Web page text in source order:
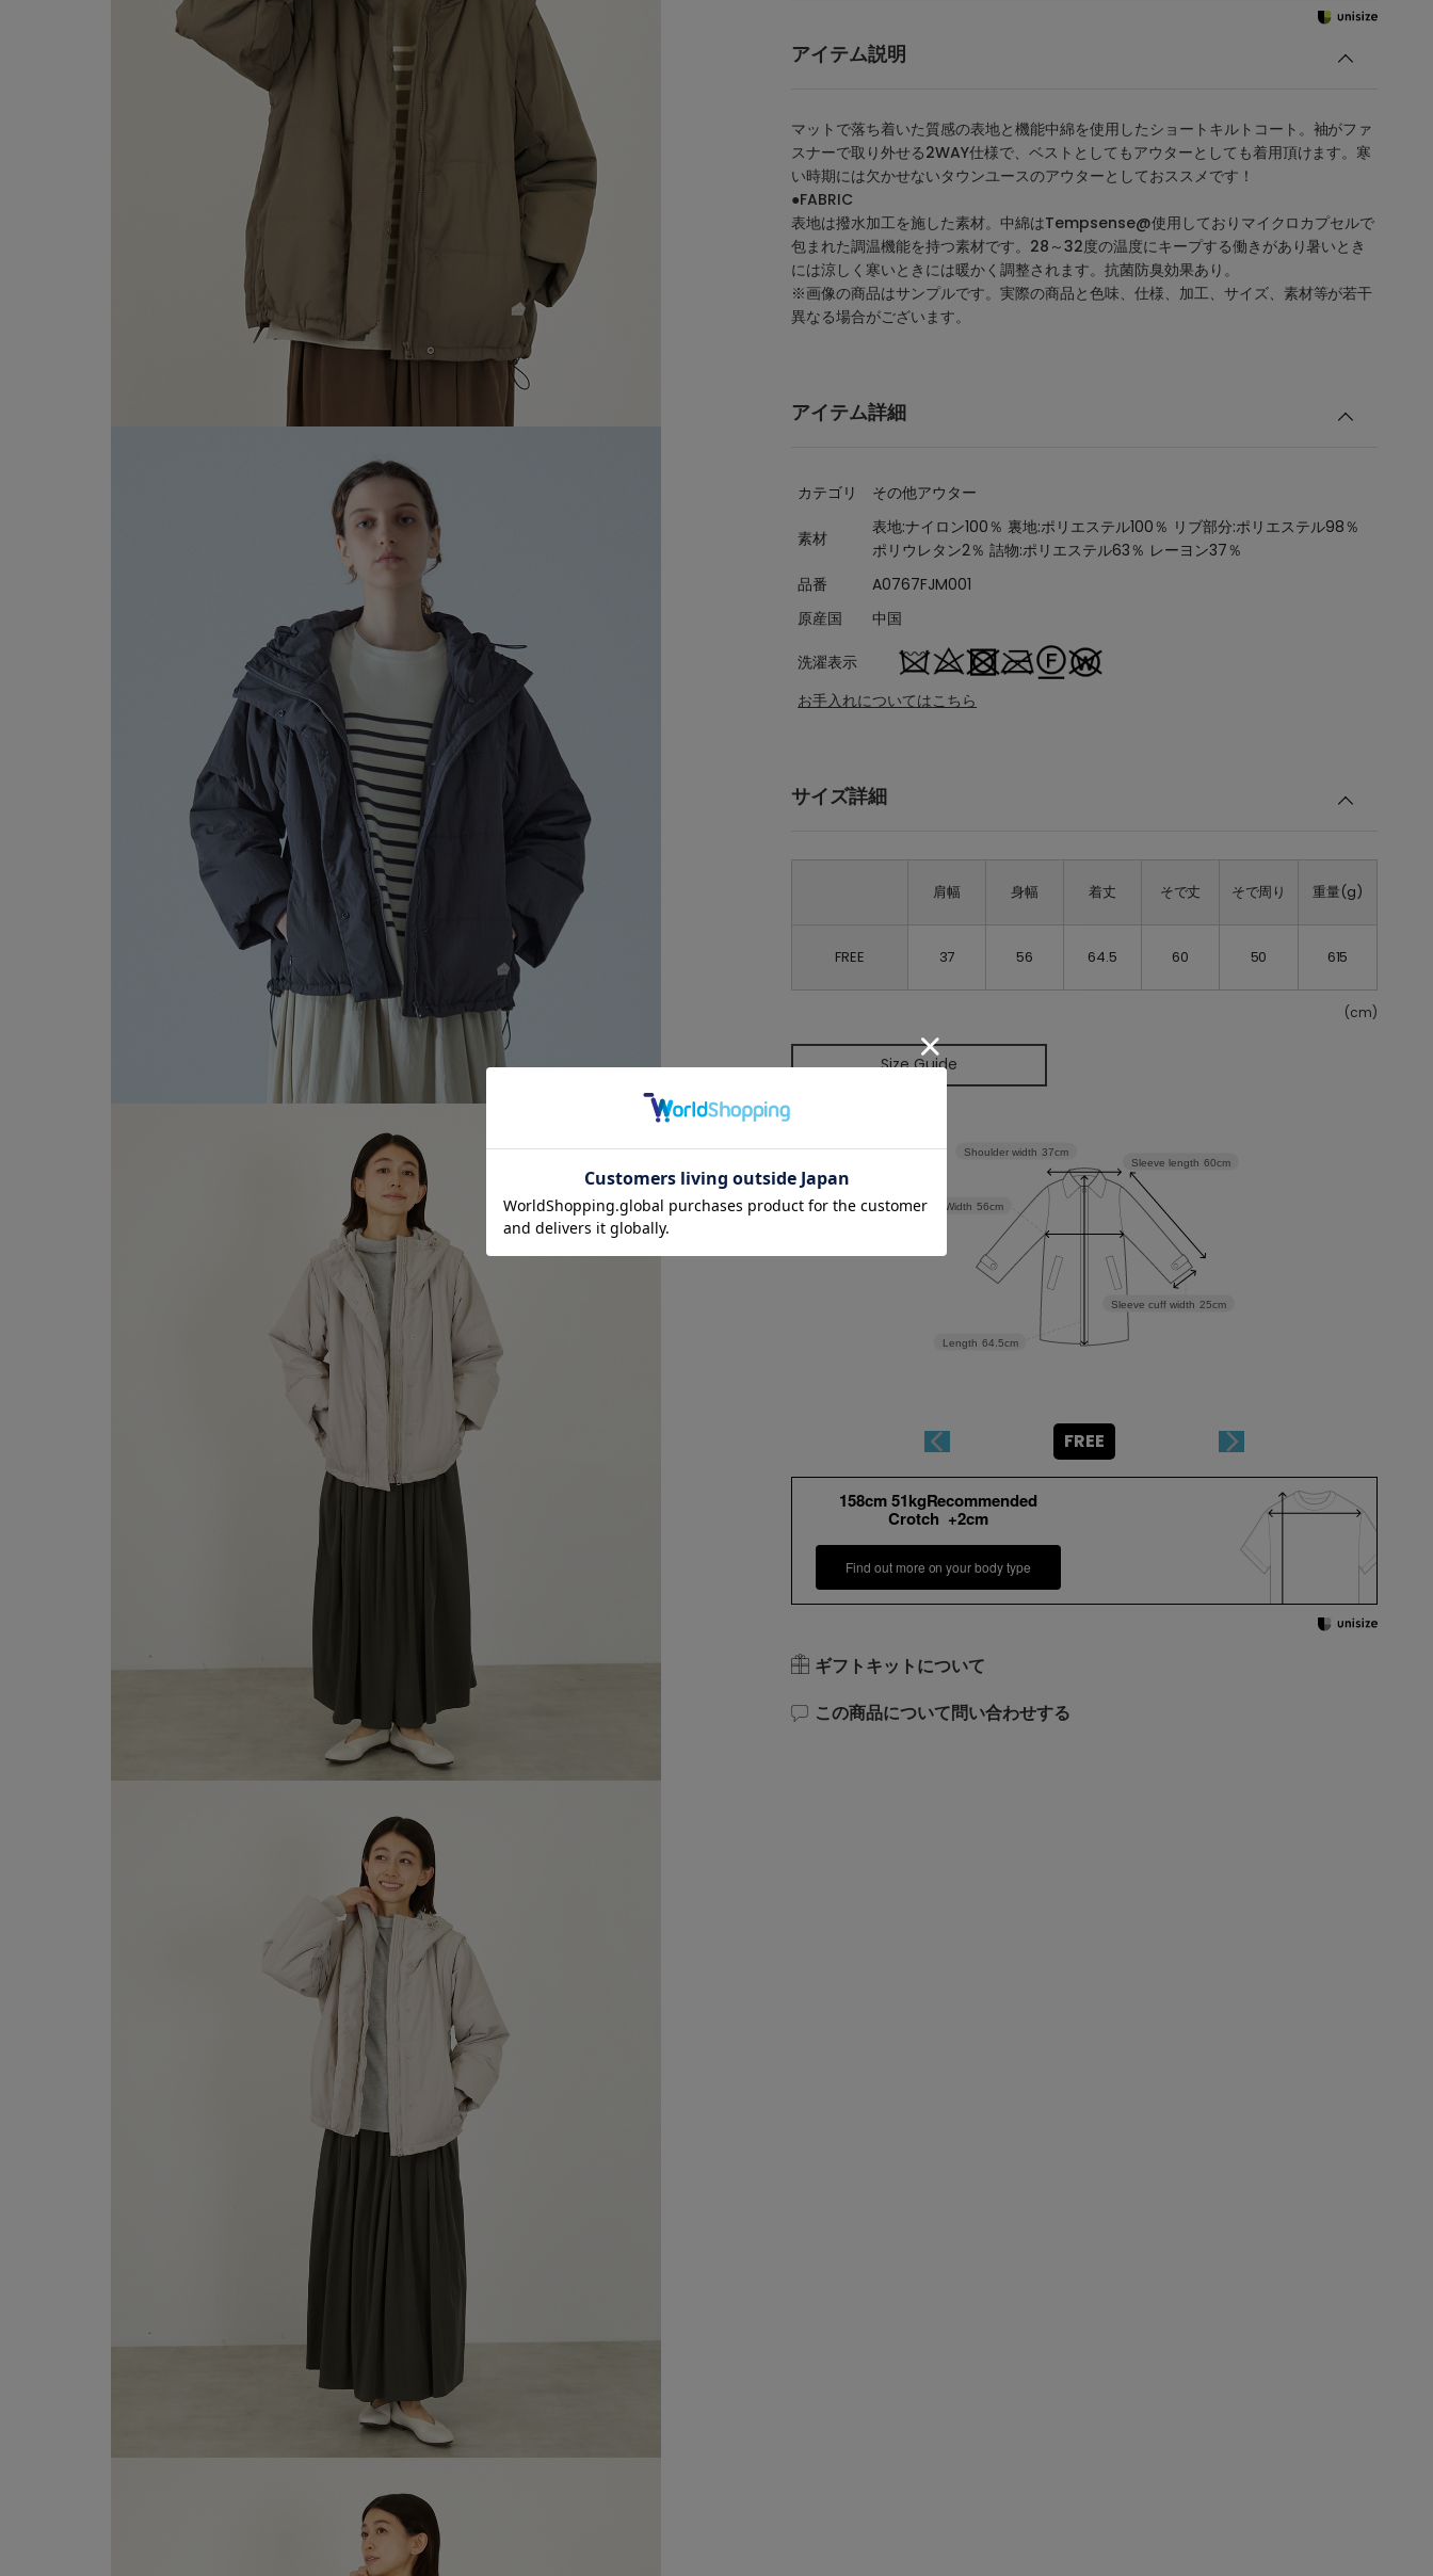
アイテム説明
マットで落ち着いた質感の表地と機能中綿を使用したショートキルトコート。袖がファ
スナーで取り外せる2WAY仕様で、ベストとしてもアウターとしても着用頂けます。寒
い時期には欠かせないタウンユースのアウターとしておススメです！
●FABRIC
表地は撥水加工を施した素材。中綿はTempsense@使用しておりマイクロカプセルで
包まれた調温機能を持つ素材です。28～32度の温度にキープする働きがあり暑いとき
には涼しく寒いときには暖かく調整されます。抗菌防臭効果あり。
※画像の商品はサンプルです。実際の商品と色味、仕様、加工、サイズ、素材等が若干
異なる場合がございます。
アイテム詳細
カテゴリ その他アウター
素材
表地:ナイロン100％ 裏地:ポリエステル100％ リブ部分:ポリエステル98％
ポリウレタン2％ 詰物:ポリエステル63％ レーヨン37％
品番
A0767FJM001
原産国
中国
洗濯表示
お手入れについてはこちら
サイズ詳細
肩幅 身幅 着丈 そで丈 そで周り 重量(g)
FREE 37 56 64.5 60 50 615
(cm)
Size Guide
Sleeve cuff width 25cm
Sleeve length 60cm
Length 64.5cm
Width 56cm
Shoulder width 37cm
FREE
158cm 51kgRecommended
Crotch +2cm
Find out more on your body type
ギフトキットについて
この商品について問い合わせする